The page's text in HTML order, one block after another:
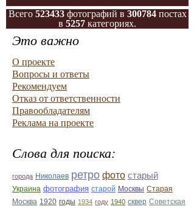
Всего 523433фотографий в 300784постах
в 5257 категориях.
Это важно
О проекте
Вопросы и ответы
Рекомендуем
Отказ от ответственности
Правообладателям
Реклама на проекте
Слова для поиска:
города Николаев ретро фото старый
Украина фотография старой Москвы Старая
Москва 1920 годы 1934 году 1940 сквер Советская